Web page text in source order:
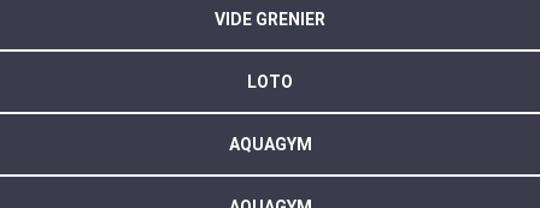
VIDE GRENIER
LOTO
AQUAGYM